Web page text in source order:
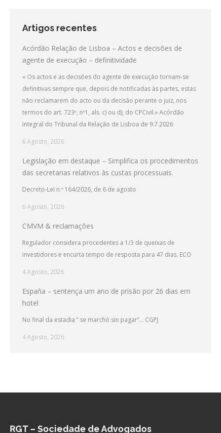
Artigos recentes
Acórdão Relação de Lisboa – Actos e decisões de
agente de execução – definitividade
« Os actos e as decisões do agente de execução tornam-se
definitivas sempre que, depois de notificadas às partes, estas
não reclamarem do acto ou da decisão perante o juiz, nos
termos do art. 723º, nº1, als. c) ou d), do CPCivil.» Acórdão
Integral do Tribunal da Relação de Lisboa de 9.7.2026
6 Agosto, 2026
Legislação em destaque – Simplifica os procedimentos
das secretarias relativos às custas processuais.
Decreto-Lei n.º 164/2026, de 6 de agosto
6 Agosto, 2026
CMVM & reclamações
Regulador considera procedentes a 1/3 de queixas de
investidores e encurta tempo de resposta para 47 dias. ECO
4 Agosto, 2026
España – sentença um ano de prisão por 26 dias em
hotel
No final da estadia ” se marchó sin pagar”… CGPJ
4 Agosto, 2026
RGT – Sociedade de Advogados